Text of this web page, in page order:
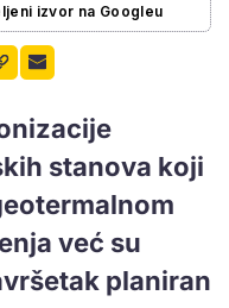
izvor na Googleu
stanova koji
već su
planiran